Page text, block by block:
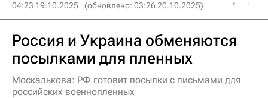
04:23 19.10.2025 (обновлено: 03:26 20.10.2025)
Россия и Украина обменяются
посылками для пленных
Москалькова: РФ готовит посылки с письмами для
российских военнопленных